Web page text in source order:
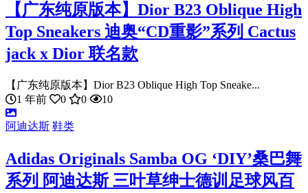
【广东纯原版本】Dior B23 Oblique High
Top Sneakers 迪奥“CD重影”系列 Cactus
jack x Dior 联名款
【广东纯原版本】Dior B23 Oblique High Top Sneake...
1 年前
0 0 10
阿迪达斯 鞋类
Adidas Originals Samba OG ‘DIY’桑巴舞
系列 阿迪达斯 三叶草绅士德训足球风百